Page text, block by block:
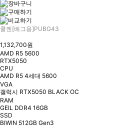
쿨젠[배그용]PUBG43
1,132,700원
AMD R5 5600
RTX5050
CPU
AMD R5 4세대 5600
VGA
갤럭시 RTX5050 BLACK OC
RAM
GEIL DDR4 16GB
SSD
BIWIN 512GB Gen3